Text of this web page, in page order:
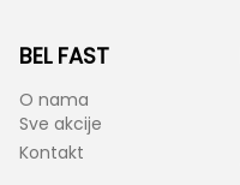
BEL FAST
O nama
Sve akcije
Kontakt